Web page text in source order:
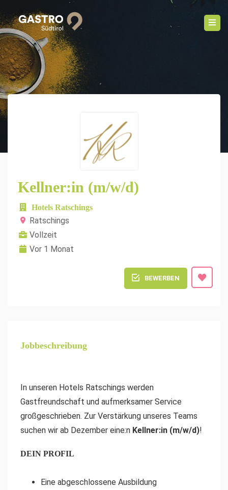
Kellner:in (m/w/d)
Hotels Ratschings
Ratschings
Vollzeit
Vor 1 Monat
BEWERBEN
Jobbeschreibung
In unseren Hotels Ratschings werden
Gastfreundschaft und aufmerksamer Service
großgeschrieben. Zur Verstärkung unseres Teams
suchen wir ab Dezember eine:n Kellner:in (m/w/d)!
DEIN PROFIL
Eine abgeschlossene Ausbildung